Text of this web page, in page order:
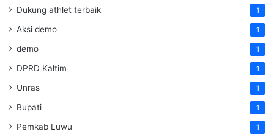
Dukung athlet terbaik 1
Aksi demo 1
demo 1
DPRD Kaltim 1
Unras 1
Bupati 1
Pemkab Luwu 1